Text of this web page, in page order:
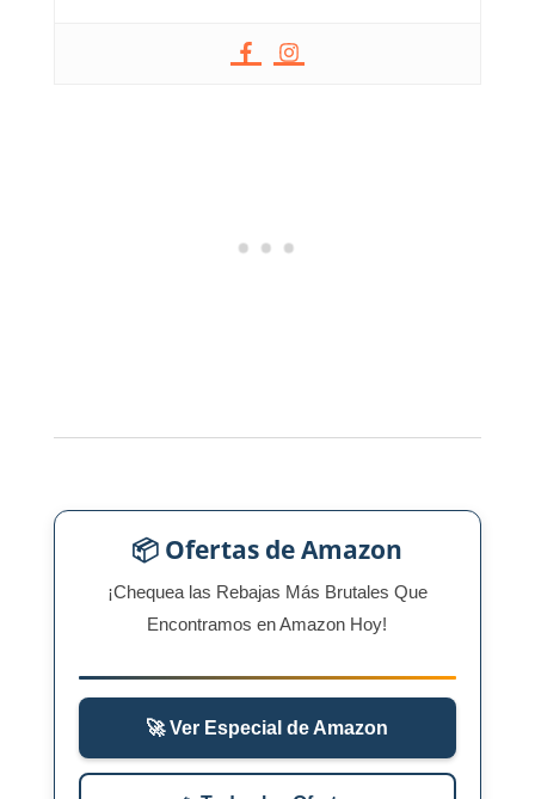
📦 Ofertas de Amazon
¡Chequea las Rebajas Más Brutales Que
Encontramos en Amazon Hoy!
🚀 Ver Especial de Amazon